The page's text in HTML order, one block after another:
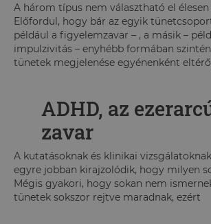
A három típus nem választható el
Előfordul, hogy bár az egyik
például a figyelemzavar – , a másik –
impulzivitás – enyhébb formában
tünetek megjelenése egyénenként
ADHD, az
zavar
A kutatásoknak és klinikai
egyre jobban kirajzolódik, hogy milyen
Mégis gyakori, hogy sokan nem
tünetek sokszor rejtve maradnak, ezért